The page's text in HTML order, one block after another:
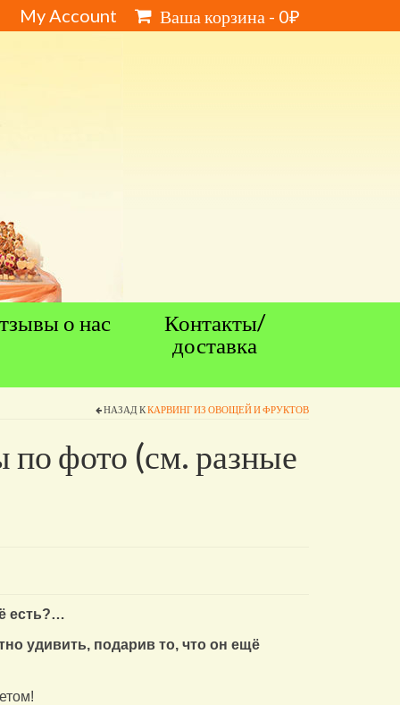
My Account Ваша корзина - 0₽
о нас
Контакты/
доставка
НАЗАД ККАРВИНГ ИЗ ОВОЩЕЙ И ФРУКТОВ
по фото (см. разные
есть?…
удивить, подарив то, что он ещё